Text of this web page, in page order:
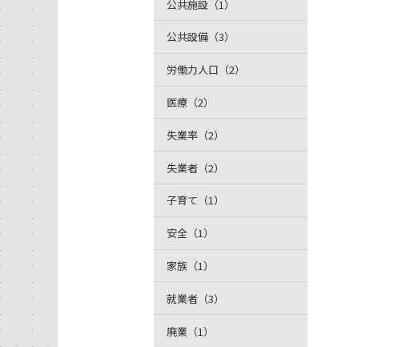
公共施設（1）
公共設備（3）
労働力人口（2）
医療（2）
失業率（2）
失業者（2）
子育て（1）
安全（1）
家族（1）
就業者（3）
廃業（1）